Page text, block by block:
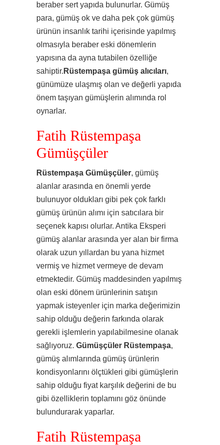
beraber sert yapıda bulunurlar. Gümüş
para, gümüş ok ve daha pek çok gümüş
ürünün insanlık tarihi içerisinde yapılmış
olmasıyla beraber eski dönemlerin
yapısına da ayna tutabilen özelliğe
sahiptir. Rüstempaşa gümüş alıcıları,
günümüze ulaşmış olan ve değerli yapıda
önem taşıyan gümüşlerin alımında rol
oynarlar.
Fatih Rüstempaşa
Gümüşçüler
Rüstempaşa Gümüşçüler, gümüş
alanlar arasında en önemli yerde
bulunuyor oldukları gibi pek çok farklı
gümüş ürünün alımı için satıcılara bir
seçenek kapısı olurlar. Antika Eksperi
gümüş alanlar arasında yer alan bir firma
olarak uzun yıllardan bu yana hizmet
vermiş ve hizmet vermeye de devam
etmektedir. Gümüş maddesinden yapılmış
olan eski dönem ürünlerinin satışın
yapmak isteyenler için marka değerimizin
sahip olduğu değerin farkında olarak
gerekli işlemlerin yapılabilmesine olanak
sağlıyoruz. Gümüşçüler Rüstempaşa,
gümüş alımlarında gümüş ürünlerin
kondisyonlarını ölçtükleri gibi gümüşlerin
sahip olduğu fiyat karşılık değerini de bu
gibi özelliklerin toplamını göz önünde
bulundurarak yaparlar.
Fatih Rüstempaşa